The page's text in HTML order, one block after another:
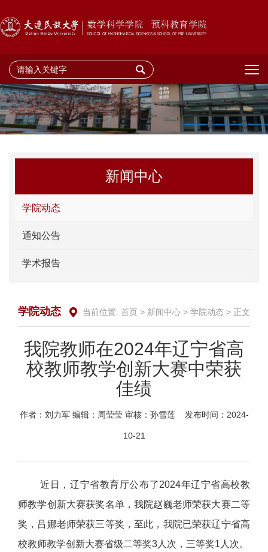
新闻中心
学院动态
通知公告
学术报告
学院动态 当前位置: 首页 > 新闻中心 > 学院动态 > 正文
我院教师在2024年辽宁省高
校教师教学创新大赛中荣获
佳绩
作者：刘力军 编辑：周莹莹 审核：孙雪莲发布时间：2024-
10-21
近日，辽宁省教育厅公布了2024年辽宁省高校教
师教学创新大赛获奖名单，我院赵巍老师荣获大赛二等
奖，吕娜老师荣获三等奖，至此，我院已荣获辽宁省高
校教师教学创新大赛省级二等奖3人次，三等奖1人次。